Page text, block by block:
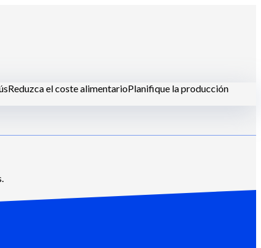
Reduzca el coste alimentarioPlanifique la producción